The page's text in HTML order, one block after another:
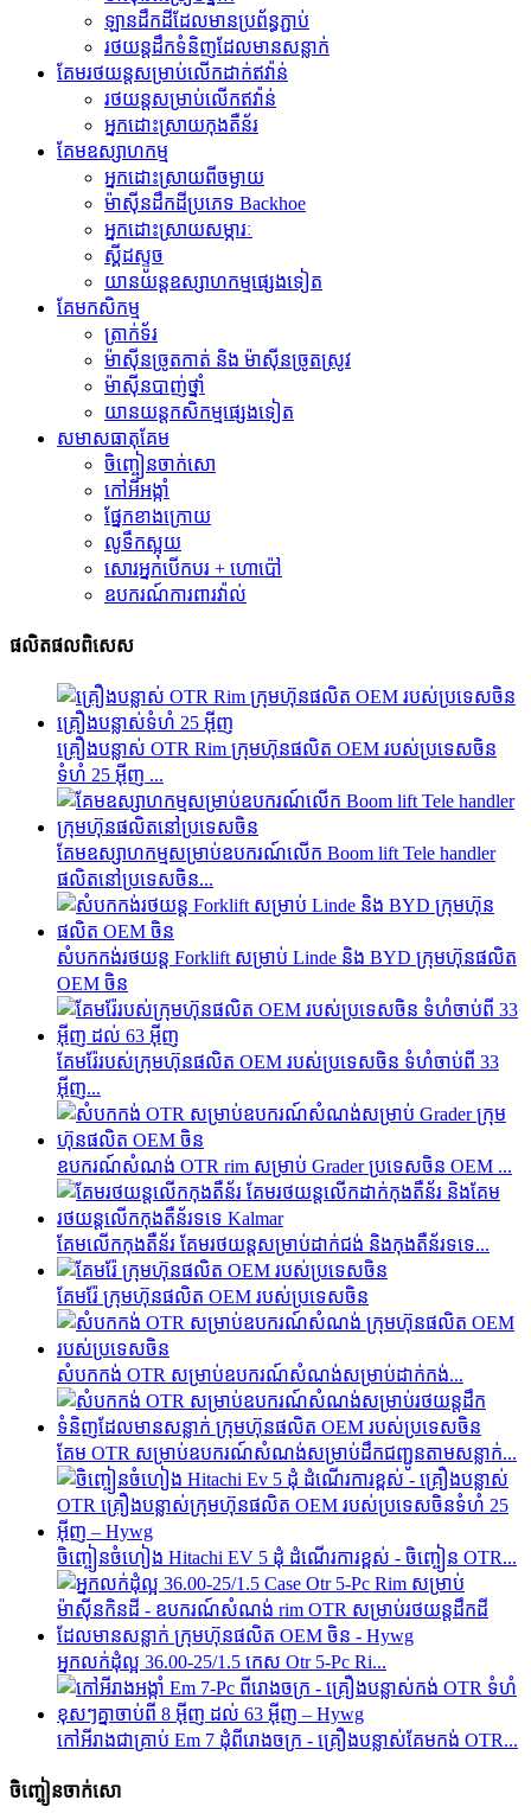
ឡានដឹកដីដែលមានប្រព័ន្ធភ្ជាប់
រថយន្ត​ដឹក​ទំនិញ​ដែល​មាន​សន្លាក់​
គែមរថយន្តសម្រាប់លើកដាក់ឥវ៉ាន់
រថយន្ត​សម្រាប់​លើក​ឥវ៉ាន់
អ្នកដោះស្រាយកុងតឺន័រ
គែមឧស្សាហកម្ម
អ្នកដោះស្រាយពីចម្ងាយ
ម៉ាស៊ីន​ដឹក​ដី​ប្រភេទ Backhoe
អ្នកដោះស្រាយសម្ភារៈ
ស្គីដស្ទូច
យានយន្តឧស្សាហកម្មផ្សេងទៀត
គែមកសិកម្ម
ត្រាក់ទ័រ
ម៉ាស៊ីនច្រូតកាត់ និង ម៉ាស៊ីនច្រូតស្រូវ
ម៉ាស៊ីនបាញ់ថ្នាំ
យានយន្តកសិកម្មផ្សេងទៀត
សមាសធាតុ​គែម
ចិញ្ចៀនចាក់សោ
កៅអីអង្កាំ
ផ្នែកខាងក្រោយ
លូទឹកស្អុយ
សោរអ្នកបើកបរ + ហោប៉ៅ
ឧបករណ៍ការពារវ៉ាល់
ផលិតផលពិសេស
គ្រឿងបន្លាស់ OTR Rim ក្រុមហ៊ុនផលិត OEM របស់ប្រទេសចិន
ទំហំ 25 អ៊ីញ ...
គែមឧស្សាហកម្មសម្រាប់ឧបករណ៍លើក Boom lift Tele handler
ផលិតនៅប្រទេសចិន...
សំបកកង់រថយន្ត Forklift សម្រាប់ Linde និង BYD ក្រុមហ៊ុនផលិត
OEM ចិន
គែម​រ៉ែ​របស់​ក្រុមហ៊ុន​ផលិត OEM របស់​ប្រទេស​ចិន ទំហំ​ចាប់ពី 33
អ៊ីញ...
ឧបករណ៍សំណង់ OTR rim សម្រាប់ Grader ប្រទេសចិន OEM ...
គែមលើកកុងតឺន័រ គែមរថយន្តសម្រាប់ដាក់ជង់ និងកុងតឺន័រទទេ...
គែមរ៉ែ ក្រុមហ៊ុនផលិត OEM របស់ប្រទេសចិន
សំបកកង់ OTR សម្រាប់ឧបករណ៍សំណង់សម្រាប់ដាក់កង់...
គែម OTR សម្រាប់ឧបករណ៍សំណង់សម្រាប់ដឹកជញ្ជូនតាមសន្លាក់...
ចិញ្ចៀនចំហៀង Hitachi EV 5 ដុំ ដំណើរការខ្ពស់ - ចិញ្ចៀន OTR...
អ្នកលក់ដុំល្អ 36.00-25/1.5 កេស Otr 5-Pc Ri...
កៅអី​រាង​ជា​គ្រាប់ Em 7 ដុំ​ពី​រោងចក្រ - គ្រឿងបន្លាស់​គែម​កង់ OTR...
ចិញ្ចៀនចាក់សោ